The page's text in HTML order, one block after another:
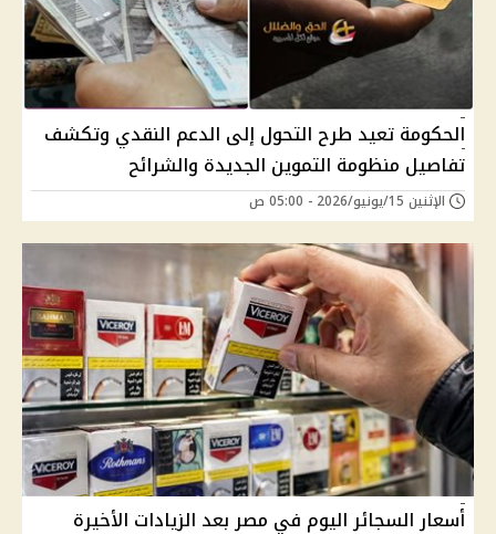
الحكومة تعيد طرح التحول إلى الدعم النقدي وتكشف
تفاصيل منظومة التموين الجديدة والشرائح
الإثنين 15/يونيو/2026 - 05:00 ص
أسعار السجائر اليوم في مصر بعد الزيادات الأخيرة